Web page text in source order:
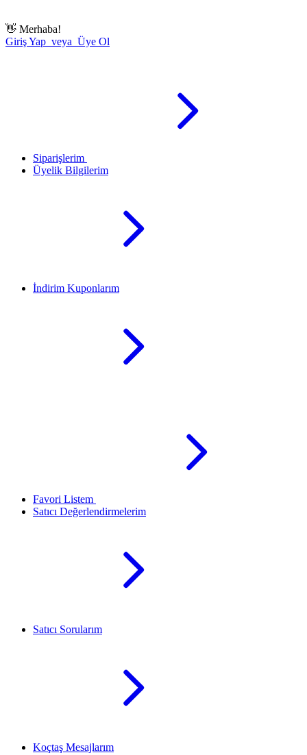
👋 Merhaba!
Giriş Yap veya Üye Ol
Siparişlerim
Üyelik Bilgilerim
İndirim Kuponlarım
Favori Listem
Satıcı Değerlendirmelerim
Satıcı Sorularım
Koçtaş Mesajlarım